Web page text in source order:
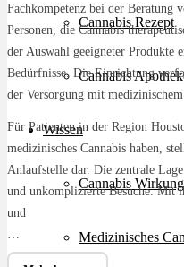
Cannabis Rezept
Cannabis
Wissen
Cannabis Wirkung
Medizinisches
Fachkompetenz bei der Beratung
Personen, die Cannabis
der Auswahl geeigneter Produkte
Bedürfnisse. Die Einrichtung
der Versorgung mit
Für Patienten in der Region
medizinisches Cannabis haben,
Anlaufstelle dar. Die zentrale
und unkomplizierte Besuche. Mit
und
…